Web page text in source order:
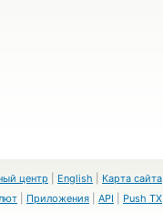
центр English
Карта сайта
Приложения API Push TX